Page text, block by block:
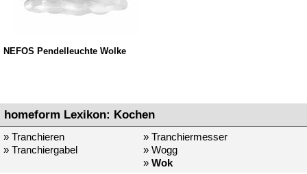
NEFOS Pendelleuchte Wolke
homeform Lexikon: Kochen
» Tranchieren
» Tranchiergabel
» Tranchiermesser
» Wogg
» Wok